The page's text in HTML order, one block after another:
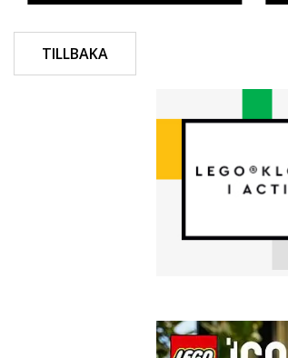
TILLBAKA